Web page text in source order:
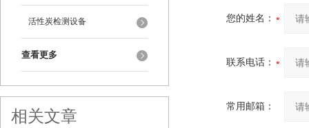
活性炭检测设备
查看更多
相关文章
您的姓名：
联系电话：
常用邮箱：